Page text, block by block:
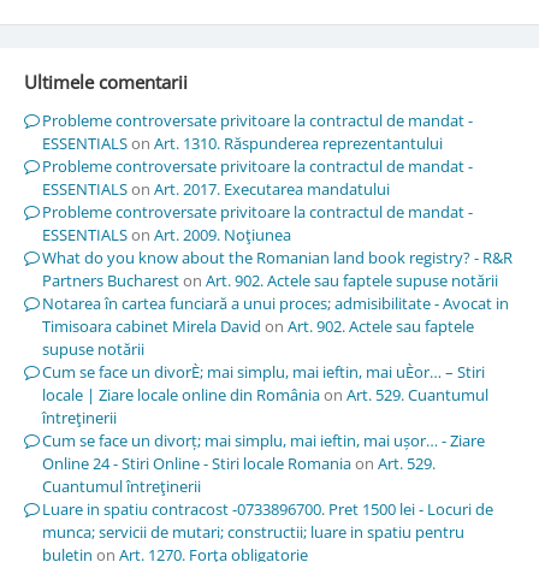
Ultimele comentarii
Probleme controversate privitoare la contractul de mandat -
ESSENTIALSon Art. 1310. Răspunderea reprezentantului
Probleme controversate privitoare la contractul de mandat -
ESSENTIALSon Art. 2017. Executarea mandatului
Probleme controversate privitoare la contractul de mandat -
ESSENTIALSon Art. 2009. Noţiunea
What do you know about the Romanian land book registry? - R&R
Partners Buchareston Art. 902. Actele sau faptele supuse notării
Notarea în cartea funciară a unui proces; admisibilitate - Avocat in
Timisoara cabinet Mirela David on Art. 902. Actele sau faptele
supuse notării
Cum se face un divorÈ; mai simplu, mai ieftin, mai uÈor… – Stiri
locale | Ziare locale online din Româniaon Art. 529. Cuantumul
întreţinerii
Cum se face un divorț; mai simplu, mai ieftin, mai ușor… - Ziare
Online 24 - Stiri Online - Stiri locale Romaniaon Art. 529.
Cuantumul întreţinerii
Luare in spatiu contracost -0733896700. Pret 1500 lei - Locuri de
munca; servicii de mutari; constructii; luare in spatiu pentru
buletin on Art. 1270. Forţa obligatorie